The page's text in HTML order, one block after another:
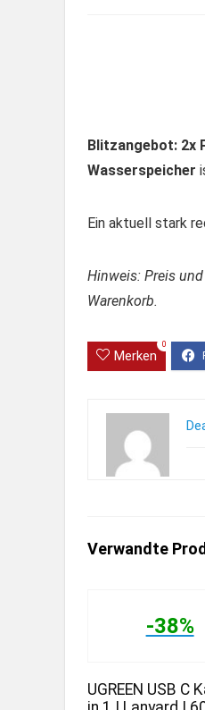
Blitzangebot: 2x
Wasserspeicher
Ein aktuell stark
Hinweis: Preis
Warenkorb.
Merken
0
Verwandte
-38%
UGREEN USB C